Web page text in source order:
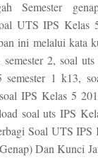
Semester
UTS IPS Kelas
ini melalui kata
2, soal
semester 1 k13,
IPS Kelas 5
soal uts IPS
Soal UTS
Dan Kunci